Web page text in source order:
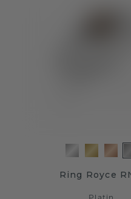
Ring Royce
Platin